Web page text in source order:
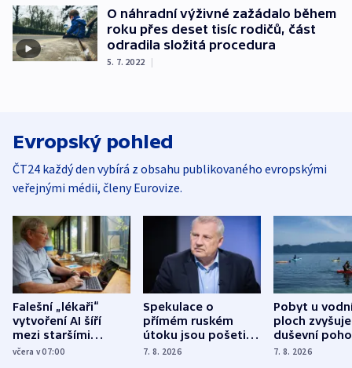
O náhradní výživné zažádalo během
roku přes deset tisíc rodičů, část
odradila složitá procedura
5. 7. 2022 |
Evropský pohled
ČT24 každý den vybírá z obsahu publikovaného evropskými
veřejnými médii, členy Eurovize.
Falešní „lékaři“
vytvoření AI šíří
mezi staršími
Poláky nebezpečné
včera v 07:00
Spekulace o
přímém ruském
útoku jsou pošetilé,
míní estonský
7. 8. 2026
Pobyt u
ploch zvyšuje
duševní
ukázala
7. 8. 2026